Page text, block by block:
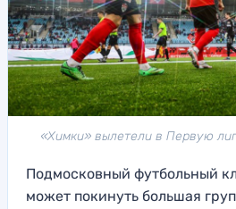
«Химки» вылетели в Первую
Подмосковный футбольный
может покинуть большая